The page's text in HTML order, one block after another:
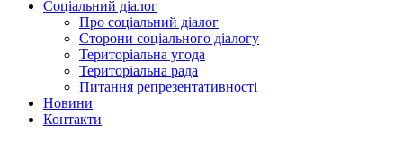
Соціальний діалог
Про соціальний діалог
Сторони соціального діалогу
Територіальна угода
Територіальна рада
Питання репрезентативності
Новини
Контакти